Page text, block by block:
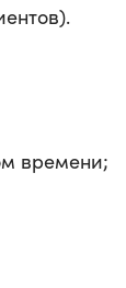
времени;